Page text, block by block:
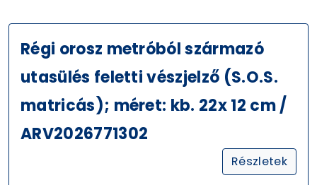
Régi orosz metróból származó
utasülés feletti vészjelző (S.O.S.
matricás); méret: kb. 22x 12 cm /
ARV2026771302
Részletek